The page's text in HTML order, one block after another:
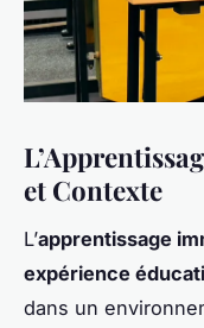
et Contexte
L’apprentissage
expérience
dans un